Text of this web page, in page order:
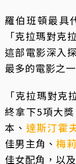
羅伯班頓最具
「克拉瑪對克
這部電影深入
最多的電影之一
「克拉瑪對
終拿下5項大
本、達斯汀霍
佳男主角、梅
佳女配角，以